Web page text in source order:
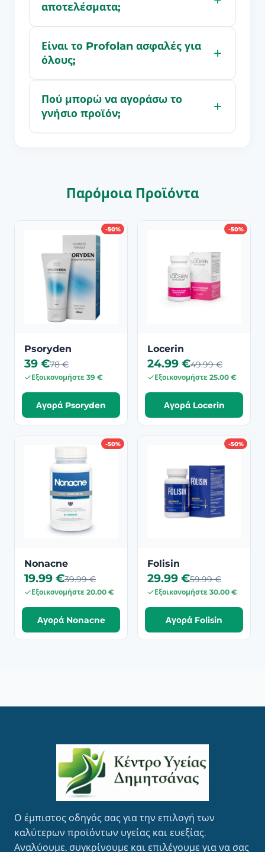
αποτελέσματα;
Είναι το Profolan ασφαλές για
όλους;
Πού μπορώ να αγοράσω το
γνήσιο προϊόν;
Παρόμοια Προϊόντα
-50%
Psoryden
39 €78 €
Εξοικονομήστε 39 €
Αγορά Psoryden
-50%
Locerin
24.99 €49.99 €
Εξοικονομήστε 25.00 €
Αγορά Locerin
-50%
Nonacne
19.99 €39.99 €
Εξοικονομήστε 20.00 €
Αγορά Nonacne
-50%
Folisin
29.99 €59.99 €
Εξοικονομήστε 30.00 €
Αγορά Folisin
Ο έμπιστος οδηγός σας για την επιλογή των
καλύτερων προϊόντων υγείας και ευεξίας.
Αναλύουμε, συγκρίνουμε και επιλέγουμε για να σας